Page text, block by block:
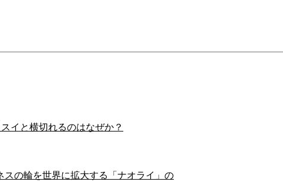
イと横切れるのはなぜか？
の輪を世界に拡大する「ナオライ」の